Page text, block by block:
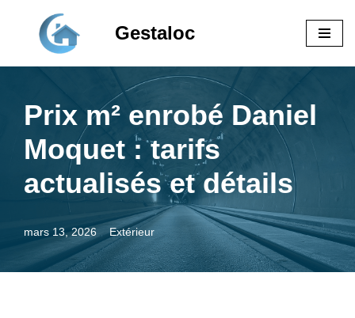
Gestaloc
Prix m² enrobé Daniel
Moquet : tarifs
actualisés et détails
mars 13, 2026 Extérieur